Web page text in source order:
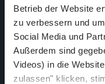
Betrieb der Website
zu verbessern und
Social Media und
Außerdem sind
Videos) in die
zulassen" klicken,